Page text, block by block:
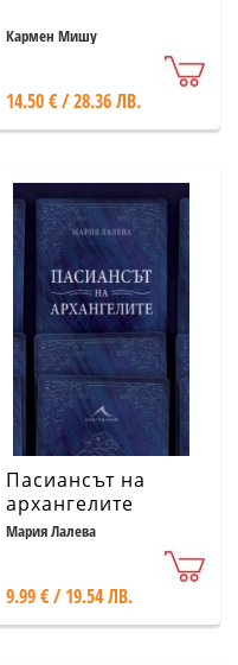
Кармен Мишу
14.50 € / 28.36 ЛВ.
Пасиансът на
архангелите
Мария Лалева
9.99 € / 19.54 ЛВ.